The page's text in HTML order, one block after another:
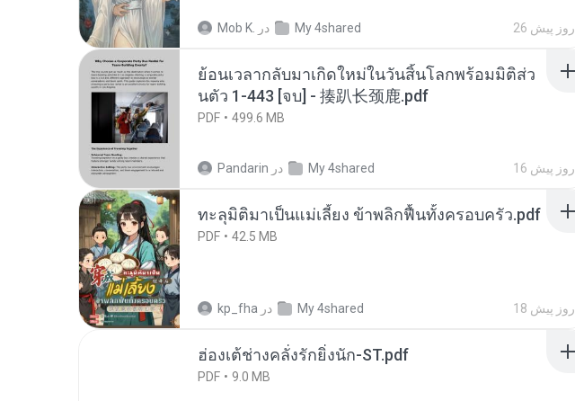
Mob K. در My 4shared 26 روز پیش
ย้อนเวลากลับมาเกิดใหม่ในวันสิ้นโลกพร้อมมิติส่ว
นตัว 1-443 [จบ] - 揍趴长颈鹿.pdf
PDF 499.6 MB
Pandarin در My 4shared 16 روز پیش
ทะลุมิติมาเป็นแม่เลี้ยง ข้าพลิกฟื้นทั้งครอบครัว.pdf
PDF 42.5 MB
kp_fha در My 4shared 18 روز پیش
ฮ่องเต้ช่างคลั่งรักยิ่งนัก-ST.pdf
PDF 9.0 MB